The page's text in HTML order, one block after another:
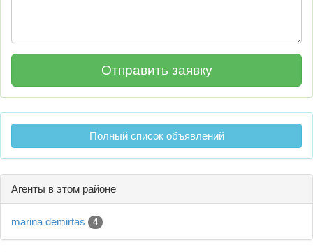
Полный список объявлений
Агенты в этом районе
marina demirtas 4